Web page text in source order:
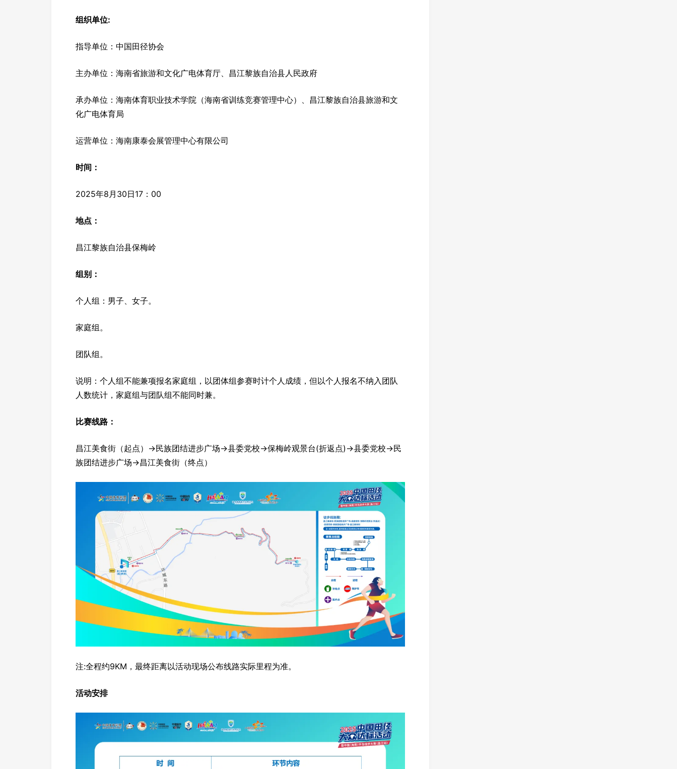
组织单位:
指导单位：中国田径协会
主办单位：海南省旅游和文化广电体育厅、昌江黎族自治县人民政府
承办单位：海南体育职业技术学院（海南省训练竞赛管理中心）、昌江黎族自治县旅游和文
化广电体育局
运营单位：海南康泰会展管理中心有限公司
时间：
2025年8月30日17：00
地点：
昌江黎族自治县保梅岭
组别：
个人组：男子、女子。
家庭组。
团队组。
说明：个人组不能兼项报名家庭组，以团体组参赛时计个人成绩，但以个人报名不纳入团队
人数统计，家庭组与团队组不能同时兼。
比赛线路：
昌江美食街（起点）→民族团结进步广场→县委党校→保梅岭观景台(折返点)→县委党校→民
族团结进步广场→昌江美食街（终点）
注:全程约9KM，最终距离以活动现场公布线路实际里程为准。
活动安排